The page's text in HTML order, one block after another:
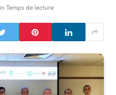
Temps de lecture